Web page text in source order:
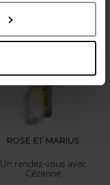
74,50 €
ROSE ET MARIUS
Un rendez-vous avec
Cézanne